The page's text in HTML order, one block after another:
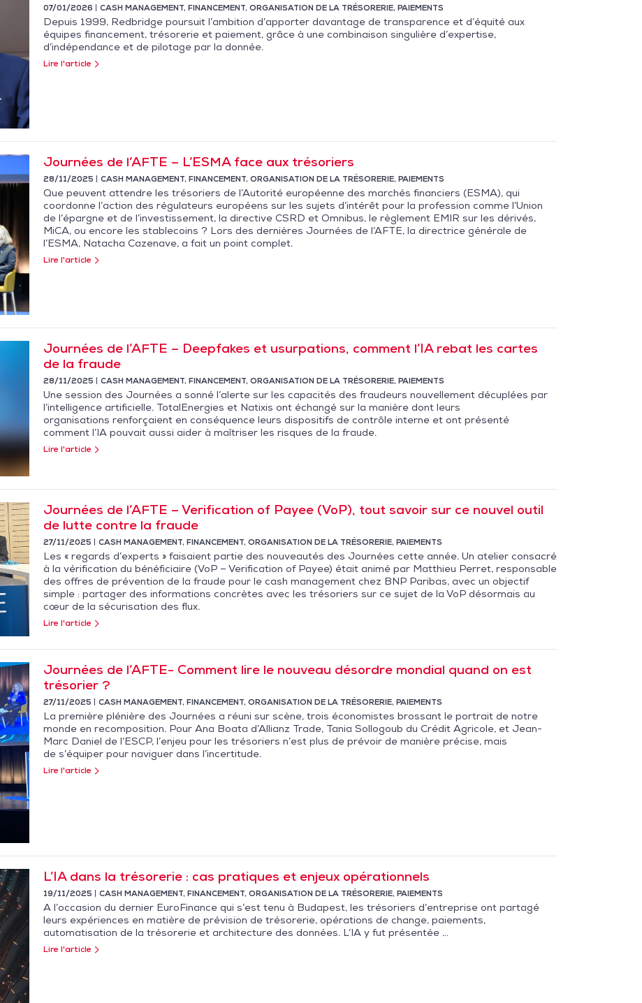
07/01/2026 CASH MANAGEMENT, FINANCEMENT, ORGANISATION DE LA TRÉSORERIE, PAIEMENTS
Depuis 1999, Redbridge poursuit l’ambition d’apporter davantage de transparence et d’équité aux
équipes financement, trésorerie et paiement, grâce à une combinaison singulière d’expertise,
d’indépendance et de pilotage par la donnée.
Lire l'article
Journées de l’AFTE – L’ESMA face aux trésoriers
28/11/2025 CASH MANAGEMENT, FINANCEMENT, ORGANISATION DE LA TRÉSORERIE, PAIEMENTS
Que peuvent attendre les trésoriers de l’Autorité européenne des marchés financiers (ESMA), qui
coordonne l’action des régulateurs européens sur les sujets d’intérêt pour la profession comme l’Union
de l’épargne et de l’investissement, la directive CSRD et Omnibus, le règlement EMIR sur les dérivés,
MiCA, ou encore les stablecoins ? Lors des dernières Journées de l’AFTE, la directrice générale de
l’ESMA, Natacha Cazenave, a fait un point complet.
Lire l'article
Journées de l’AFTE – Deepfakes et usurpations, comment l’IA rebat les cartes
de la fraude
28/11/2025 CASH MANAGEMENT, FINANCEMENT, ORGANISATION DE LA TRÉSORERIE, PAIEMENTS
Une session des Journées a sonné l’alerte sur les capacités des fraudeurs nouvellement décuplées par
l’intelligence artificielle. TotalEnergies et Natixis ont échangé sur la manière dont leurs
organisations renforçaient en conséquence leurs dispositifs de contrôle interne et ont présenté
comment l’IA pouvait aussi aider à maîtriser les risques de la fraude.
Lire l'article
Journées de l’AFTE – Verification of Payee (VoP), tout savoir sur ce nouvel outil
de lutte contre la fraude
27/11/2025 CASH MANAGEMENT, FINANCEMENT, ORGANISATION DE LA TRÉSORERIE, PAIEMENTS
Les « regards d’experts » faisaient partie des nouveautés des Journées cette année. Un atelier consacré
à la vérification du bénéficiaire (VoP – Verification of Payee) était animé par Matthieu Perret, responsable
des offres de prévention de la fraude pour le cash management chez BNP Paribas, avec un objectif
simple : partager des informations concrètes avec les trésoriers sur ce sujet de la VoP désormais au
cœur de la sécurisation des flux.
Lire l'article
Journées de l’AFTE- Comment lire le nouveau désordre mondial quand on est
trésorier ?
27/11/2025 CASH MANAGEMENT, FINANCEMENT, ORGANISATION DE LA TRÉSORERIE, PAIEMENTS
La première plénière des Journées a réuni sur scène, trois économistes brossant le portrait de notre
monde en recomposition. Pour Ana Boata d’Allianz Trade, Tania Sollogoub du Crédit Agricole, et Jean-
Marc Daniel de l’ESCP, l’enjeu pour les trésoriers n’est plus de prévoir de manière précise, mais
de s’équiper pour naviguer dans l’incertitude.
Lire l'article
L’IA dans la trésorerie : cas pratiques et enjeux opérationnels
19/11/2025 CASH MANAGEMENT, FINANCEMENT, ORGANISATION DE LA TRÉSORERIE, PAIEMENTS
A l’occasion du dernier EuroFinance qui s’est tenu à Budapest, les trésoriers d’entreprise ont partagé
leurs expériences en matière de prévision de trésorerie, opérations de change, paiements,
automatisation de la trésorerie et architecture des données. L’IA y fut présentée …
Lire l'article